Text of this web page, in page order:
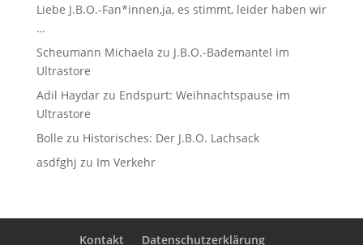
Liebe J.B.O.-Fan*innen,ja, es stimmt, leider haben wir
…
Scheumann Michaela zu J.B.O.-Bademantel im
Ultrastore
Adil Haydarzu Endspurt: Weihnachtspause im
Ultrastore
Bolle zu Historisches: Der J.B.O. Lachsack
asdfghj zu Im Verkehr
Kontakt Datenschutzerklärung